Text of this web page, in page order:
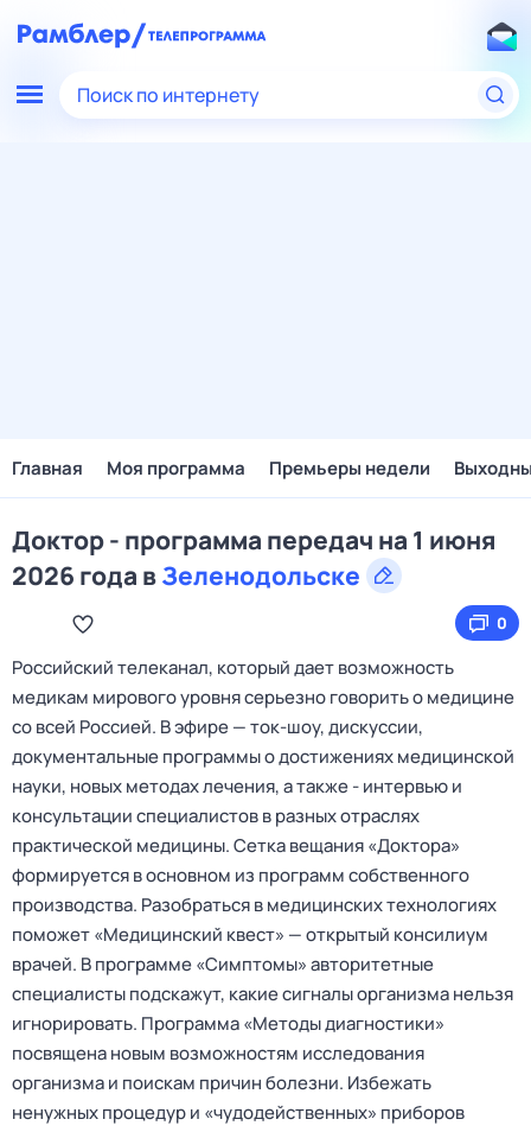
Поиск по интернету
Главная Моя программа Премьеры недели
Доктор - программа передач на 1 июня
2026 года вЗеленодольске
0
Российский телеканал, который дает возможность
медикам мирового уровня серьезно говорить о медицине
со всей Россией. В эфире — ток‑шоу, дискуссии,
документальные программы о достижениях медицинской
науки, новых методах лечения, а также - интервью и
консультации специалистов в разных отраслях
практической медицины. Сетка вещания «Доктора»
формируется в основном из программ собственного
производства. Разобраться в медицинских технологиях
поможет «Медицинский квест» — открытый консилиум
врачей. В программе «Симптомы» авторитетные
специалисты подскажут, какие сигналы организма нельзя
игнорировать. Программа «Методы диагностики»
посвящена новым возможностям исследования
организма и поискам причин болезни. Избежать
ненужных процедур и «чудодейственных» приборов